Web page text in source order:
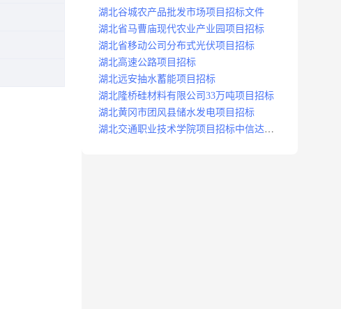
湖北谷城农产品批发市场项目招标文件
湖北省马曹庙现代农业产业园项目招标
湖北省移动公司分布式光伏项目招标
湖北高速公路项目招标
湖北远安抽水蓄能项目招标
湖北隆桥硅材料有限公司33万吨项目招标
湖北黄冈市团风县储水发电项目招标
湖北交通职业技术学院项目招标中信达咨